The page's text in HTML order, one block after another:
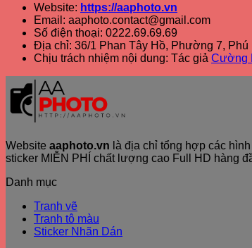
Website: https://aaphoto.vn
Email: aaphoto.contact@gmail.com
Số điện thoại: 0222.69.69.69
Địa chỉ: 36/1 Phan Tây Hồ, Phường 7,
Chịu trách nhiệm nội dung: Tác giả Cường
Website aaphoto.vn là địa chỉ tổng hợp các
sticker MIỄN PHÍ chất lượng cao Full HD hàng
Danh mục
Tranh vẽ
Tranh tô màu
Sticker Nhãn Dán